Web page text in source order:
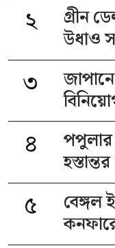
২
গ্রীন
উধাও
৩
৪
পপুলার
৫
বেঙ্গল